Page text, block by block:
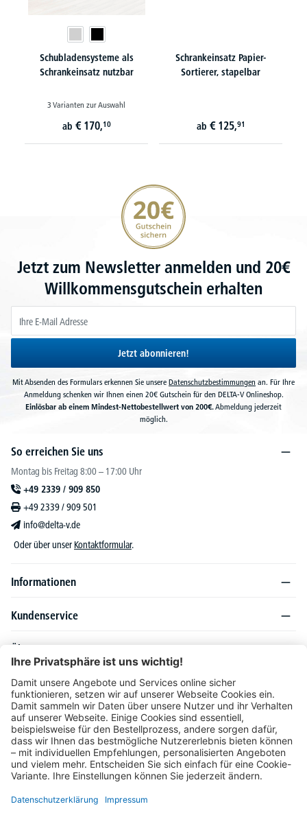
Schubladensysteme als
Schrankeinsatz nutzbar
3 Varianten zur Auswahl
ab € 170,10
Schrankeinsatz Papier-
Sortierer, stapelbar
ab € 125,91
20€ Gutschein sichern
Jetzt zum Newsletter anmelden und 20€
Willkommensgutschein erhalten
Jetzt abonnieren!
Mit Absenden des Formulars erkennen Sie unsere Datenschutzbestimmungen an. Für Ihre
Anmeldung schenken wir Ihnen einen 20€ Gutschein für den DELTA-V Onlineshop.
Einlösbar ab einem Mindest-Nettobestellwert von 200€.Abmeldung jederzeit
möglich.
So erreichen Sie uns
Montag bis Freitag 8:00 – 17:00 Uhr
+49 2339 / 909 850
+49 2339 / 909 501
info@delta-v.de
Oder über unser Kontaktformular.
Informationen
Kundenservice
Über DELTA-V
Produktsortiment
Ratgeber
Folgen Sie uns auch auf
Unser Angebot richtet sich ausschließlich an Industrie, Handel, Gewerbe und